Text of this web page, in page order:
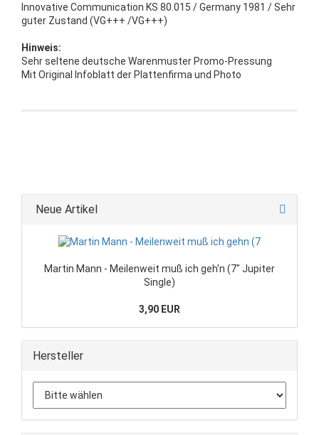
Innovative Communication KS 80.015 / Germany 1981 / Sehr
guter Zustand (VG+++ /VG+++)
Hinweis:
Sehr seltene deutsche Warenmuster Promo-Pressung
Mit Original Infoblatt der Plattenfirma und Photo
Neue Artikel
Martin Mann - Meilenweit muß ich geh'n (7" Jupiter
Single)
3,90 EUR
Hersteller